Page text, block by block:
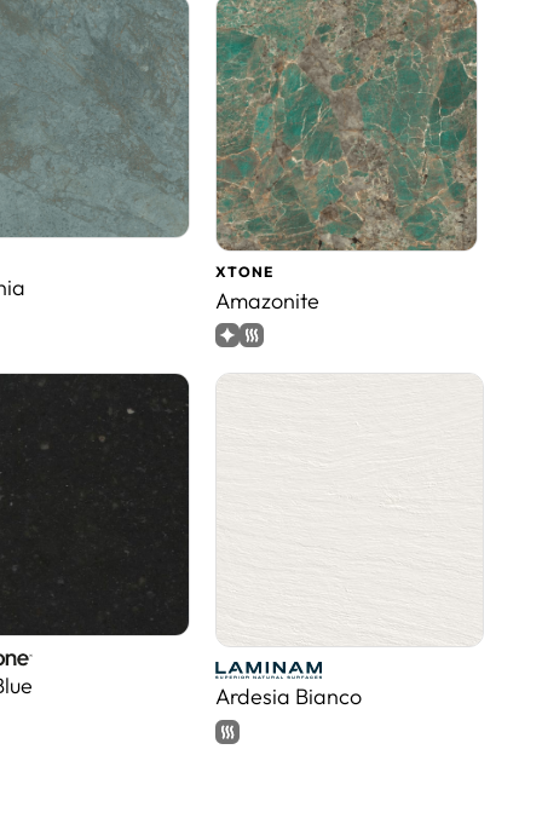
XTONE
Amazonite
Ardesia Bianco